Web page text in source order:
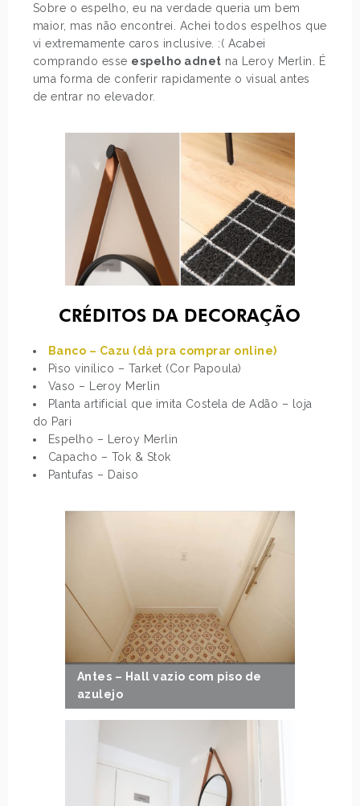
Sobre o espelho, eu na verdade queria um bem
maior, mas não encontrei. Achei todos espelhos que
vi extremamente caros inclusive. :( Acabei
comprando esse espelho adnet na Leroy Merlin. É
uma forma de conferir rapidamente o visual antes
de entrar no elevador.
CRÉDITOS DA DECORAÇÃO
Banco – Cazu (dá pra comprar online)
Piso vinílico – Tarket (Cor Papoula)
Vaso – Leroy Merlin
Planta artificial que imita Costela de Adão – loja
do Pari
Espelho – Leroy Merlin
Capacho – Tok & Stok
Pantufas – Daiso
Antes – Hall vazio com piso de
azulejo